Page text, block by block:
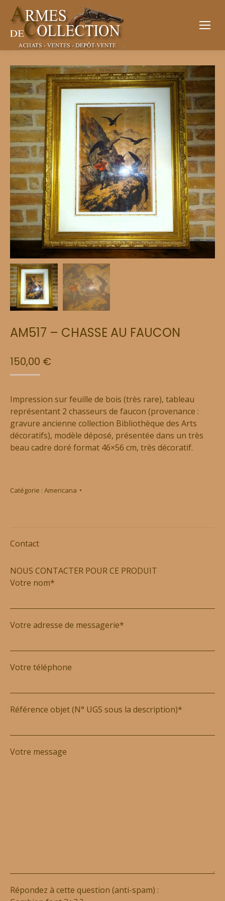
AM517 – CHASSE AU FAUCON
150,00 €
Impression sur feuille de bois (très rare), tableau
représentant 2 chasseurs de faucon (provenance :
gravure ancienne collection Bibliothèque des Arts
décoratifs), modèle déposé, présentée dans un très
beau cadre doré format 46×56 cm, très décoratif.
Catégorie : Americana
Contact
NOUS CONTACTER POUR CE PRODUIT
Votre nom*
Votre adresse de messagerie*
Votre téléphone
Référence objet (N° UGS sous la description)*
Votre message
Répondez à cette question (anti-spam) :